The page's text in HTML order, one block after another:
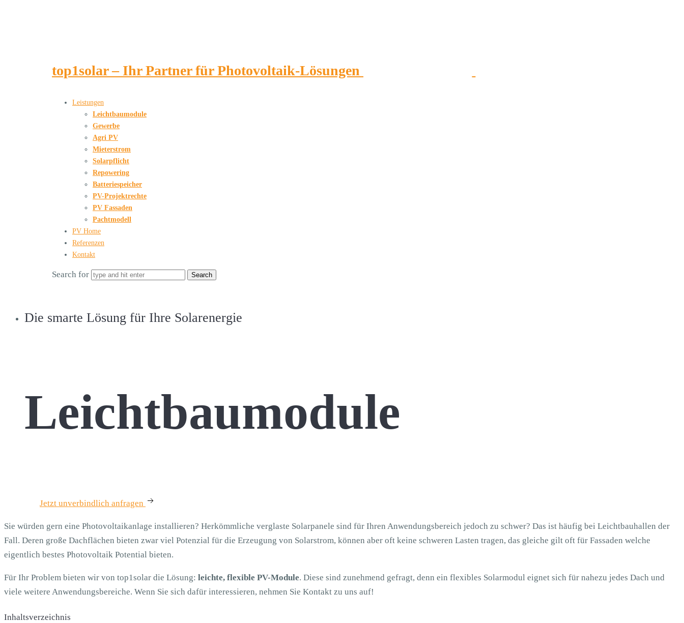
top1solar – Ihr Partner für Photovoltaik-Lösungen
Leistungen
Leichtbaumodule
Gewerbe
Agri PV
Mieterstrom
Solarpflicht
Repowering
Batteriespeicher
PV-Projektrechte
PV Fassaden
Pachtmodell
PV Home
Referenzen
Kontakt
Search for
Die smarte Lösung für Ihre Solarenergie
Leichtbaumodule
Jetzt unverbindlich anfragen
Sie würden gern eine Photovoltaikanlage installieren? Herkömmliche verglaste Solarpanele sind für Ihren Anwendungsbereich jedoch zu schwer? Das ist häufig bei Leichtbauhallen der
Fall. Deren große Dachflächen bieten zwar viel Potenzial für die Erzeugung von Solarstrom, können aber oft keine schweren Lasten tragen, das gleiche gilt oft für Fassaden welche
eigentlich bestes Photovoltaik Potential bieten.
Für Ihr Problem bieten wir von top1solar die Lösung: leichte, flexible PV-Module. Diese sind zunehmend gefragt, denn ein flexibles Solarmodul eignet sich für nahezu jedes Dach und
viele weitere Anwendungsbereiche. Wenn Sie sich dafür interessieren, nehmen Sie Kontakt zu uns auf!
Inhaltsverzeichnis